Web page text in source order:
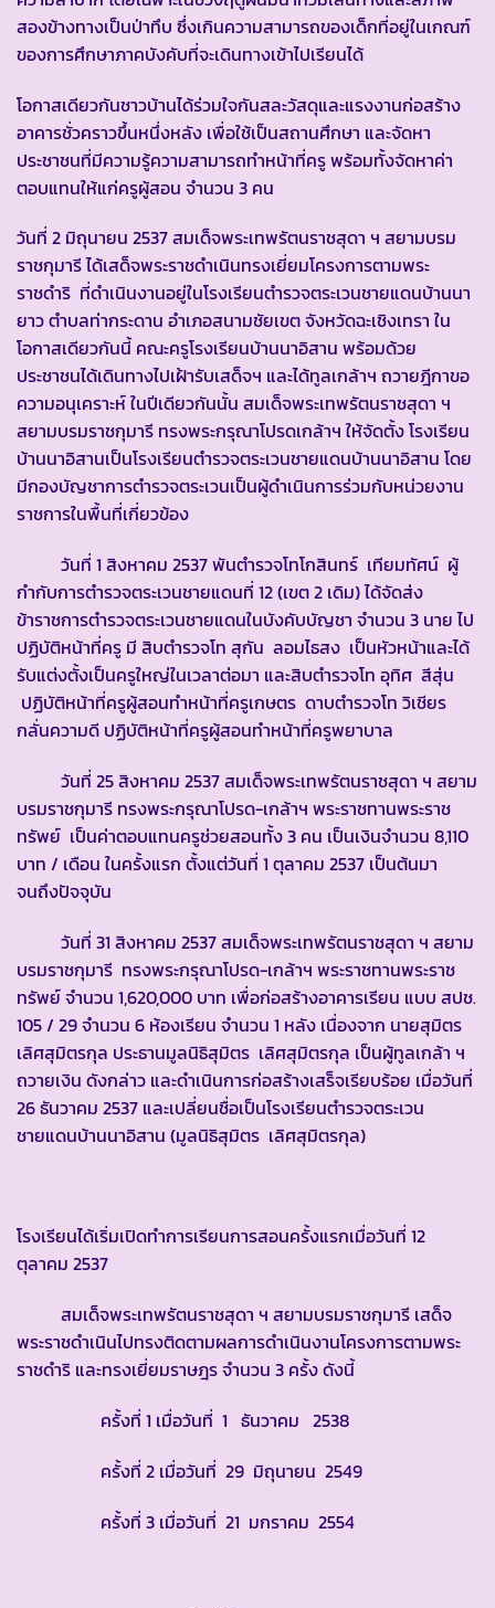
สองข้างทางเป็นป่าทึบ ซึ่งเกินความสามารถของเด็กที่อยู่ในเกณฑ์
ของการศึกษาภาคบังคับที่จะเดินทางเข้าไปเรียนได้
โอกาสเดียวกันชาวบ้านได้ร่วมใจกันสละวัสดุและแรงงานก่อสร้าง
อาคารชั่วคราวขึ้นหนึ่งหลัง เพื่อใช้เป็นสถานศึกษา และจัดหา
ประชาชนที่มีความรู้ความสามารถทำหน้าที่ครู พร้อมทั้งจัดหาค่า
ตอบแทนให้แก่ครูผู้สอน จำนวน 3 คน
วันที่ 2 มิถุนายน 2537 สมเด็จพระเทพรัตนราชสุดา ฯ สยามบรม
ราชกุมารี ได้เสด็จพระราชดำเนินทรงเยี่ยมโครงการตามพระ
ราชดำริ ที่ดำเนินงานอยู่ในโรงเรียนตำรวจตระเวนชายแดนบ้านนา
ยาว ตำบลท่ากระดาน อำเภอสนามชัยเขต จังหวัดฉะเชิงเทรา ใน
โอกาสเดียวกันนี้ คณะครูโรงเรียนบ้านนาอิสาน พร้อมด้วย
ประชาชนได้เดินทางไปเฝ้ารับเสด็จฯ และได้ทูลเกล้าฯ ถวายฎีกาขอ
ความอนุเคราะห์ ในปีเดียวกันนั้น สมเด็จพระเทพรัตนราชสุดา ฯ
สยามบรมราชกุมารี ทรงพระกรุณาโปรดเกล้าฯ ให้จัดตั้ง โรงเรียน
บ้านนาอิสานเป็นโรงเรียนตำรวจตระเวนชายแดนบ้านนาอิสาน โดย
มีกองบัญชาการตำรวจตระเวนเป็นผู้ดำเนินการร่วมกับหน่วยงาน
ราชการในพื้นที่เกี่ยวข้อง
วันที่ 1 สิงหาคม 2537 พันตำรวจโทโกสินทร์ เทียมทัศน์ ผู้
กำกับการตำรวจตระเวนชายแดนที่ 12 (เขต 2 เดิม) ได้จัดส่ง
ข้าราชการตำรวจตระเวนชายแดนในบังคับบัญชา จำนวน 3 นาย ไป
ปฏิบัติหน้าที่ครู มี สิบตำรวจโท สุกัน ลอมไธสง เป็นหัวหน้าและได้
รับแต่งตั้งเป็นครูใหญ่ในเวลาต่อมา และสิบตำรวจโท อุทิศ สีสุ่น
ปฏิบัติหน้าที่ครูผู้สอนทำหน้าที่ครูเกษตร ดาบตำรวจโท วิเชียร
กลั่นความดี ปฏิบัติหน้าที่ครูผู้สอนทำหน้าที่ครูพยาบาล
วันที่ 25 สิงหาคม 2537 สมเด็จพระเทพรัตนราชสุดา ฯ สยาม
บรมราชกุมารี ทรงพระกรุณาโปรด-เกล้าฯ พระราชทานพระราช
ทรัพย์ เป็นค่าตอบแทนครูช่วยสอนทั้ง 3 คน เป็นเงินจำนวน 8,110
บาท / เดือน ในครั้งแรก ตั้งแต่วันที่ 1 ตุลาคม 2537 เป็นต้นมา
จนถึงปัจจุบัน
วันที่ 31 สิงหาคม 2537 สมเด็จพระเทพรัตนราชสุดา ฯ สยาม
บรมราชกุมารี ทรงพระกรุณาโปรด-เกล้าฯ พระราชทานพระราช
ทรัพย์ จำนวน 1,620,000 บาท เพื่อก่อสร้างอาคารเรียน แบบ สปช.
105 / 29 จำนวน 6 ห้องเรียน จำนวน 1 หลัง เนื่องจาก นายสุมิตร
เลิศสุมิตรกุล ประธานมูลนิธิสุมิตร เลิศสุมิตรกุล เป็นผู้ทูลเกล้า ฯ
ถวายเงิน ดังกล่าว และดำเนินการก่อสร้างเสร็จเรียบร้อย เมื่อวันที่
26 ธันวาคม 2537 และเปลี่ยนชื่อเป็นโรงเรียนตำรวจตระเวน
ชายแดนบ้านนาอิสาน (มูลนิธิสุมิตร เลิศสุมิตรกุล)
โรงเรียนได้เริ่มเปิดทำการเรียนการสอนครั้งแรกเมื่อวันที่ 12
ตุลาคม 2537
สมเด็จพระเทพรัตนราชสุดา ฯ สยามบรมราชกุมารี เสด็จ
พระราชดำเนินไปทรงติดตามผลการดำเนินงานโครงการตามพระ
ราชดำริ และทรงเยี่ยมราษฎร จำนวน 3 ครั้ง ดังนี้
ครั้งที่ 1 เมื่อวันที่ 1 ธันวาคม 2538
ครั้งที่ 2 เมื่อวันที่ 29 มิถุนายน 2549
ครั้งที่ 3 เมื่อวันที่ 21 มกราคม 2554